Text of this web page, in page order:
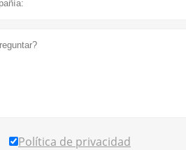
Política de privacidad